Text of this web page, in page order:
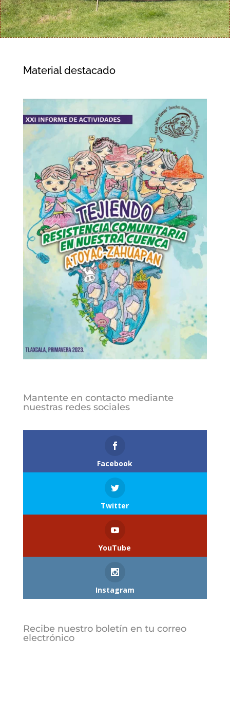
Material destacado
Mantente en contacto mediante
nuestras redes sociales
Facebook
Twitter
YouTube
Instagram
Recibe nuestro boletín en tu correo
electrónico